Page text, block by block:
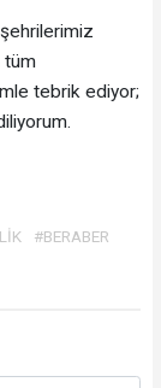
tüm
tebrik ediyor;
#BERABER